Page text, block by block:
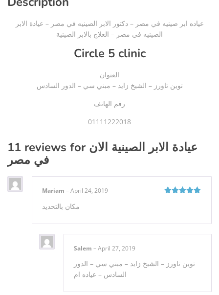
عياده ابر صينيه في مصر – دكتور الابر الصينيه في مصر – عيادة الابر
الصينيه في مصر – العلاج بالابر الصينية
Circle 5 clinic
العنوان
توين تاورز – الشيخ زايد – مبني سي – الدور السادس
رقم الهاتف
01111222018
11 reviews for عيادة الابر الصينية الان
في مصر
Mariam – April 24, 2019
مكان بالتحديد
Salem – April 27, 2019
توين تاورز – الشيخ زايد – مبني سي – الدور
السادس – عياده ام